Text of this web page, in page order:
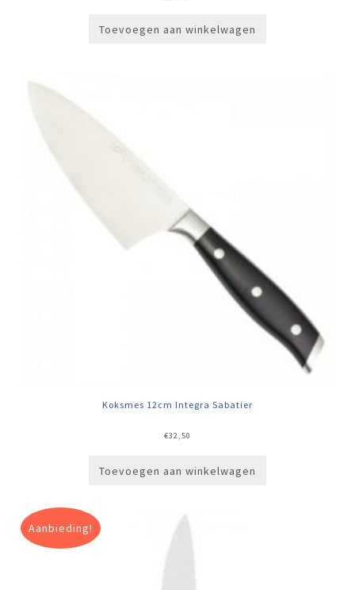
Toevoegen aan winkelwagen
Koksmes 12cm Integra Sabatier
€32,50
Toevoegen aan winkelwagen
Aanbieding!